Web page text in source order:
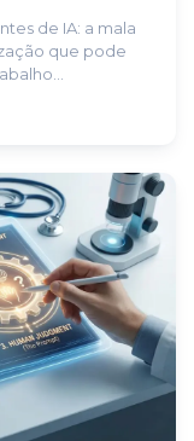
de IA: a mala
que pode